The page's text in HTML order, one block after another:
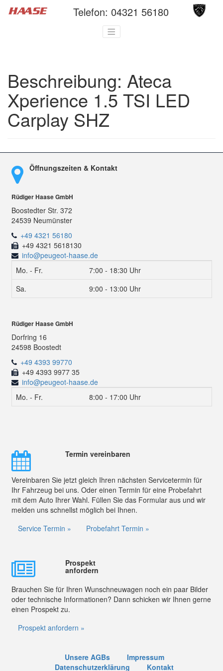
Telefon: 04321 56180
Beschreibung: Ateca
Xperience 1.5 TSI LED
Carplay SHZ
Öffnungszeiten & Kontakt
Rüdiger Haase GmbH
Boostedter Str. 372
24539 Neumünster
+49 4321 56180
+49 4321 5618130
info@peugeot-haase.de
Mo. - Fr.
7:00 - 18:30 Uhr
Sa.
9:00 - 13:00 Uhr
Rüdiger Haase GmbH
Dorfring 16
24598 Boostedt
+49 4393 99770
+49 4393 9977 35
info@peugeot-haase.de
Mo. - Fr.
8:00 - 17:00 Uhr
Termin vereinbaren
Vereinbaren Sie jetzt gleich Ihren nächsten Servicetermin für
Ihr Fahrzeug bei uns. Oder einen Termin für eine Probefahrt
mit dem Auto Ihrer Wahl. Füllen Sie das Formular aus und wir
melden uns schnellst möglich bei Ihnen.
Service Termin »
Probefahrt Termin »
Prospekt
anfordern
Brauchen Sie für Ihren Wunschneuwagen noch ein paar Bilder
oder technische Informationen? Dann schicken wir Ihnen gerne
einen Prospekt zu.
Prospekt anfordern »
Unsere AGBs
Impressum
Datenschutzerklärung
Kontakt